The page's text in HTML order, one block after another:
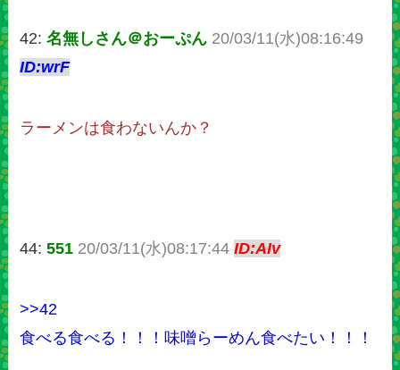
42:名無しさん＠おーぷん 20/03/11(水)08:16:49
ID:wrF
ラーメンは食わないんか？
44:551 20/03/11(水)08:17:44ID:AIv
>>42
食べる食べる！！！味噌らーめん食べたい！！！